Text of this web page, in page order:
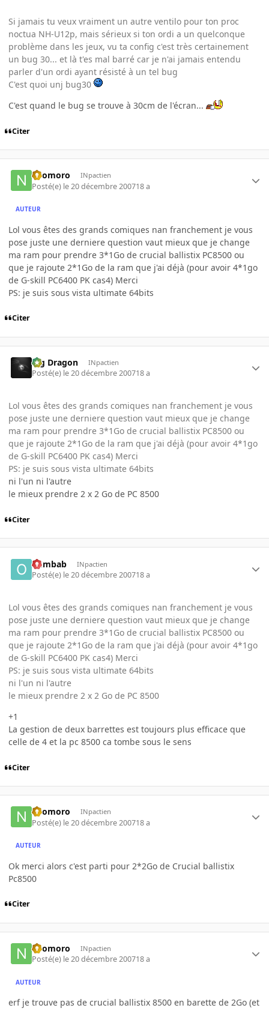
Si jamais tu veux vraiment un autre ventilo pour ton proc
noctua NH-U12p, mais sérieux si ton ordi a un quelconque
problème dans les jeux, vu ta config c'est très certainement
un bug 30... et là t'es mal barré car je n'ai jamais entendu
parler d'un ordi ayant résisté à un tel bug
C'est quoi unj bug30
C'est quand le bug se trouve à 30cm de l'écran...
Citer
neomoro INpactien
Posté(e) le 20 décembre 200718 a
AUTEUR
Lol vous êtes des grands comiques nan franchement je vous
pose juste une derniere question vaut mieux que je change
ma ram pour prendre 3*1Go de crucial ballistix PC8500 ou
que je rajoute 2*1Go de la ram que j'ai déjà (pour avoir 4*1go
de G-skill PC6400 PK cas4) Merci
PS: je suis sous vista ultimate 64bits
Citer
Big Dragon INpactien
Posté(e) le 20 décembre 200718 a
Lol vous êtes des grands comiques nan franchement je vous
pose juste une derniere question vaut mieux que je change
ma ram pour prendre 3*1Go de crucial ballistix PC8500 ou
que je rajoute 2*1Go de la ram que j'ai déjà (pour avoir 4*1go
de G-skill PC6400 PK cas4) Merci
PS: je suis sous vista ultimate 64bits
ni l'un ni l'autre
le mieux prendre 2 x 2 Go de PC 8500
Citer
oumbab INpactien
Posté(e) le 20 décembre 200718 a
Lol vous êtes des grands comiques nan franchement je vous
pose juste une derniere question vaut mieux que je change
ma ram pour prendre 3*1Go de crucial ballistix PC8500 ou
que je rajoute 2*1Go de la ram que j'ai déjà (pour avoir 4*1go
de G-skill PC6400 PK cas4) Merci
PS: je suis sous vista ultimate 64bits
ni l'un ni l'autre
le mieux prendre 2 x 2 Go de PC 8500
+1
La gestion de deux barrettes est toujours plus efficace que
celle de 4 et la pc 8500 ca tombe sous le sens
Citer
neomoro INpactien
Posté(e) le 20 décembre 200718 a
AUTEUR
Ok merci alors c'est parti pour 2*2Go de Crucial ballistix
Pc8500
Citer
neomoro INpactien
Posté(e) le 20 décembre 200718 a
AUTEUR
erf je trouve pas de crucial ballistix 8500 en barette de 2Go (et